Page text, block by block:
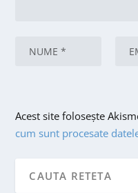
Acest site folosește
cum sunt procesate